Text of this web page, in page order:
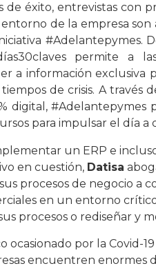
de éxito, entrevistas con
de la empresa son
#Adelantepymes.
permite a
a información exclusiva
de crisis. A través
digital, #Adelantepymes
para impulsar el día a
un ERP e
en cuestión, Datisa
procesos de negocio a
en un entorno
procesos o rediseñar y
ocasionado por la Covid-
encuentren enormes